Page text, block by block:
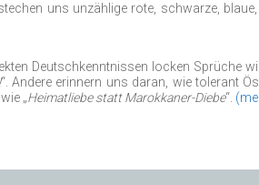
uns unzählige rote, schwarze,
Deutschkenntnissen locken Sprüche
“. Andere erinnern uns daran, wie tolerant
„Heimatliebe statt Marokkaner-Diebe“.